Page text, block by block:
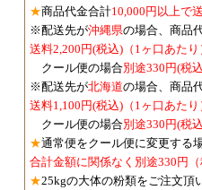
★商品代金合計10,000円以上で
※配送先が沖縄県の場合、商品
送料2,200円(税込)（1ヶ口あたり
クール便の場合別途330円(税
※配送先が北海道の場合、商品
送料1,100円(税込) （1ヶ口あた
クール便の場合別途330円(税
★通常便をクール便に変更する
合計金額に関係なく別途330円
★25kgの大体の粉類をご注文頂